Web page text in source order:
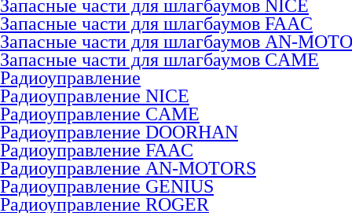
Запасные части для шлагбаумов NICE
Запасные части для шлагбаумов FAAC
Запасные части для шлагбаумов AN-
Запасные части для шлагбаумов CAME
Радиоуправление
Радиоуправление NICE
Радиоуправление CAME
Радиоуправление DOORHAN
Радиоуправление FAAC
Радиоуправление AN-MOTORS
Радиоуправление GENIUS
Радиоуправление ROGER